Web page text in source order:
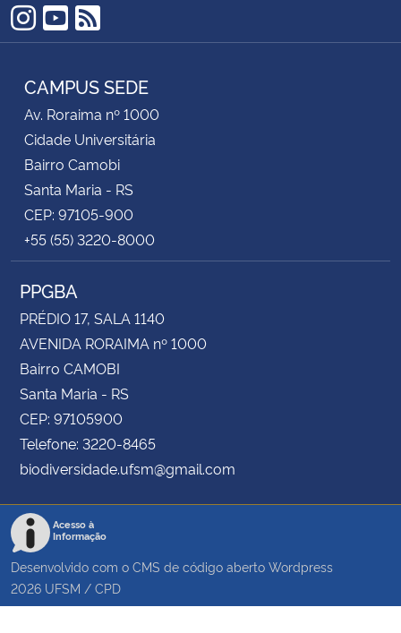
Instagram
YouTube
RSS
CAMPUS SEDE
Av. Roraima nº 1000
Cidade Universitária
Bairro Camobi
Santa Maria - RS
CEP: 97105-900
+55 (55) 3220-8000
PPGBA
PRÉDIO 17, SALA 1140
AVENIDA RORAIMA nº 1000
Bairro CAMOBI
Santa Maria - RS
CEP: 97105900
Telefone: 3220-8465
biodiversidade.ufsm@gmail.com
Acesso à
Informação
Desenvolvido com o CMS de código aberto Wordpress
2026 UFSM / CPD